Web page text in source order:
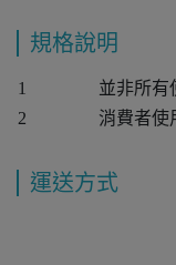
規格說明
1
並非所有
2
消費者使
運送方式